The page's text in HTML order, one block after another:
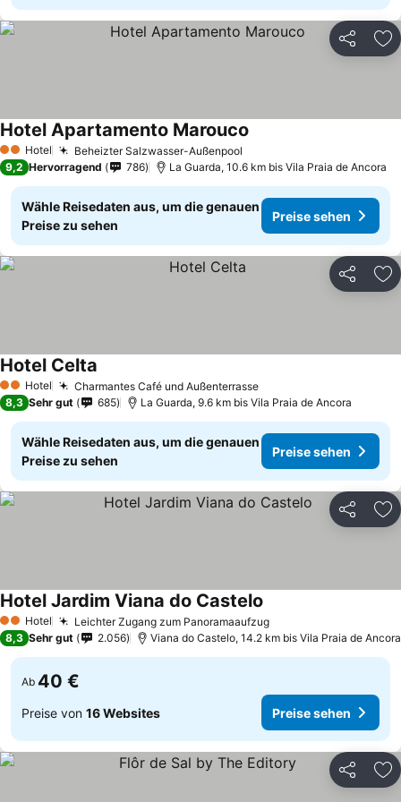
Teilen
2 Sterne
Hotel Beheizter Salzwasser-Außenpool
Hotel Apartamento Marouco
9,2 Hervorragend 786 La Guarda, 10.6 km bis Vila Praia de Ancora
Wähle Reisedaten aus, um die genauen
Preise zu sehen
Preise sehen
Teilen
2 Sterne
Hotel Charmantes Café und Außenterrasse
Hotel Celta
8,3 Sehr gut 685 La Guarda, 9.6 km bis Vila Praia de Ancora
Wähle Reisedaten aus, um die genauen
Preise zu sehen
Preise sehen
Teilen
2 Sterne
Hotel Leichter Zugang zum Panoramaaufzug
Hotel Jardim Viana do Castelo
8,3 Sehr gut 2.056 Viana do Castelo, 14.2 km bis Vila Praia de Ancora
Ab 40 €
Preise von 16 Websites Preise sehen
Teilen